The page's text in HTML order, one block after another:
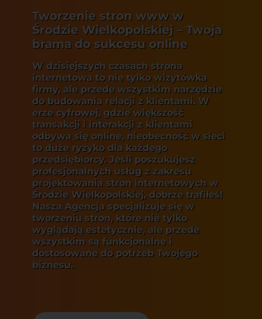
Tworzenie stron www w
Środzie Wielkopolskiej – Twoja
brama do sukcesu online
W dzisiejszych czasach strona
internetowa to nie tylko wizytówka
firmy, ale przede wszystkim narzędzie
do budowania relacji z klientami. W
erze cyfrowej, gdzie większość
transakcji i interakcji z klientami
odbywa się online, nieobecność w sieci
to duże ryzyko dla każdego
przedsiębiorcy. Jeśli poszukujesz
profesjonalnych usług z zakresu
projektowania stron internetowych w
Środzie Wielkopolskiej, dobrze trafiłeś!
Nasza Agencja specjalizuje się w
tworzeniu stron, które nie tylko
wyglądają estetycznie, ale przede
wszystkim są funkcjonalne i
dostosowane do potrzeb Twojego
biznesu.